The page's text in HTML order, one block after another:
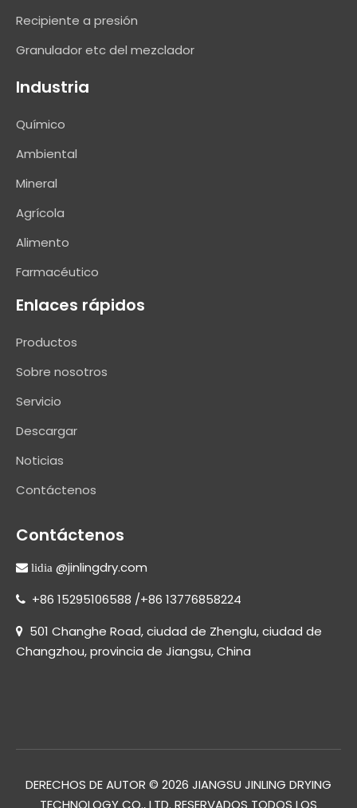
Recipiente a presión
Granulador etc del mezclador
Industria
Químico
Ambiental
Mineral
Agrícola
Alimento
Farmacéutico
Enlaces rápidos
Productos
Sobre nosotros
Servicio
Descargar
Noticias
Contáctenos
Contáctenos
 lidia @jinlingdry.com
 +86 15295106588 /+86 13776858224
 501 Changhe Road, ciudad de Zhenglu, ciudad de
Changzhou, provincia de Jiangsu, China
DERECHOS DE AUTOR © 2026 JIANGSU JINLING DRYING
TECHNOLOGY CO., LTD. RESERVADOS TODOS LOS